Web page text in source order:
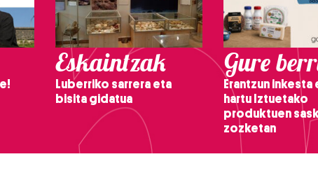
Eskaintzak
Luberriko sarrera eta
bisita gidatua
Gure
Erantzun
hartu Iztuetako
produktuen
zozketan